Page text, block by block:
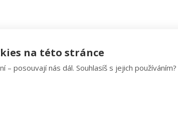
na této stránce
– posouvají nás dál. Souhlasíš s jejich používáním?